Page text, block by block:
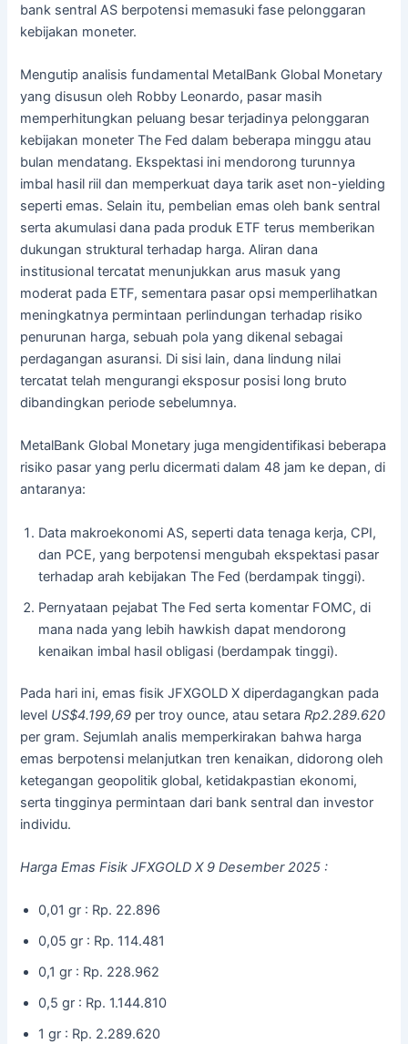
bank sentral AS berpotensi memasuki fase pelonggaran
kebijakan moneter.
Mengutip analisis fundamental MetalBank Global Monetary
yang disusun oleh Robby Leonardo, pasar masih
memperhitungkan peluang besar terjadinya pelonggaran
kebijakan moneter The Fed dalam beberapa minggu atau
bulan mendatang. Ekspektasi ini mendorong turunnya
imbal hasil riil dan memperkuat daya tarik aset non-yielding
seperti emas. Selain itu, pembelian emas oleh bank sentral
serta akumulasi dana pada produk ETF terus memberikan
dukungan struktural terhadap harga. Aliran dana
institusional tercatat menunjukkan arus masuk yang
moderat pada ETF, sementara pasar opsi memperlihatkan
meningkatnya permintaan perlindungan terhadap risiko
penurunan harga, sebuah pola yang dikenal sebagai
perdagangan asuransi. Di sisi lain, dana lindung nilai
tercatat telah mengurangi eksposur posisi long bruto
dibandingkan periode sebelumnya.
MetalBank Global Monetary juga mengidentifikasi beberapa
risiko pasar yang perlu dicermati dalam 48 jam ke depan, di
antaranya:
Data makroekonomi AS, seperti data tenaga kerja, CPI,
dan PCE, yang berpotensi mengubah ekspektasi pasar
terhadap arah kebijakan The Fed (berdampak tinggi).
Pernyataan pejabat The Fed serta komentar FOMC, di
mana nada yang lebih hawkish dapat mendorong
kenaikan imbal hasil obligasi (berdampak tinggi).
Pada hari ini, emas fisik JFXGOLD X diperdagangkan pada
level US$4.199,69 per troy ounce, atau setaraRp2.289.620
per gram. Sejumlah analis memperkirakan bahwa harga
emas berpotensi melanjutkan tren kenaikan, didorong oleh
ketegangan geopolitik global, ketidakpastian ekonomi,
serta tingginya permintaan dari bank sentral dan investor
individu.
Harga Emas Fisik JFXGOLD X 9 Desember 2025 :
0,01 gr : Rp. 22.896
0,05 gr : Rp. 114.481
0,1 gr : Rp. 228.962
0,5 gr : Rp. 1.144.810
1 gr : Rp. 2.289.620